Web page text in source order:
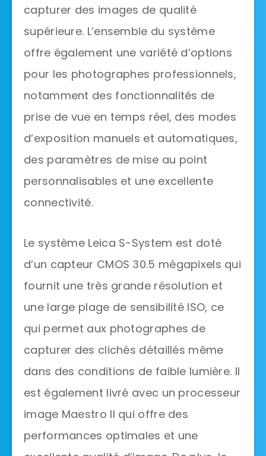
capturer des images de qualité
supérieure. L’ensemble du système
offre également une variété d’options
pour les photographes professionnels,
notamment des fonctionnalités de
prise de vue en temps réel, des modes
d’exposition manuels et automatiques,
des paramètres de mise au point
personnalisables et une excellente
connectivité.
Le système Leica S-System est doté
d’un capteur CMOS 30.5 mégapixels qui
fournit une très grande résolution et
une large plage de sensibilité ISO, ce
qui permet aux photographes de
capturer des clichés détaillés même
dans des conditions de faible lumière. Il
est également livré avec un processeur
image Maestro II qui offre des
performances optimales et une